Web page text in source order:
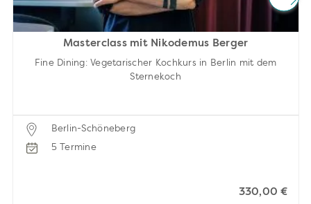
Masterclass mit Nikodemus Berger
Fine Dining: Vegetarischer Kochkurs in Berlin mit dem
Sternekoch
Berlin-Schöneberg
5 Termine
330,00 €